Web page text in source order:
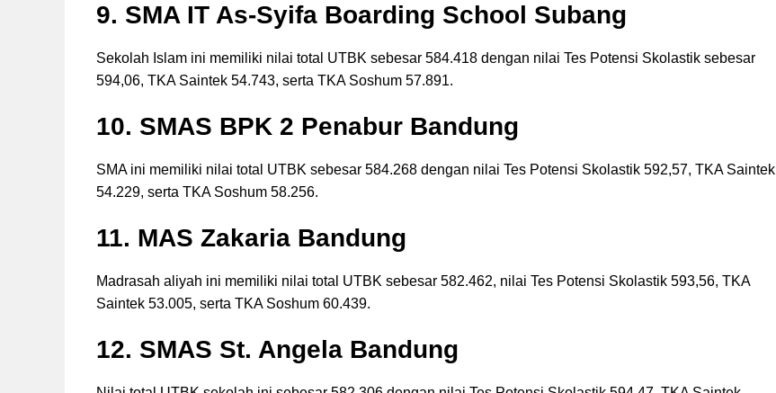
9. SMA IT As-Syifa Boarding School Subang
Sekolah Islam ini memiliki nilai total UTBK sebesar 584.418 dengan nilai Tes Potensi Skolastik sebesar
594,06, TKA Saintek 54.743, serta TKA Soshum 57.891.
10. SMAS BPK 2 Penabur Bandung
SMA ini memiliki nilai total UTBK sebesar 584.268 dengan nilai Tes Potensi Skolastik 592,57, TKA Saintek
54.229, serta TKA Soshum 58.256.
11. MAS Zakaria Bandung
Madrasah aliyah ini memiliki nilai total UTBK sebesar 582.462, nilai Tes Potensi Skolastik 593,56, TKA
Saintek 53.005, serta TKA Soshum 60.439.
12. SMAS St. Angela Bandung